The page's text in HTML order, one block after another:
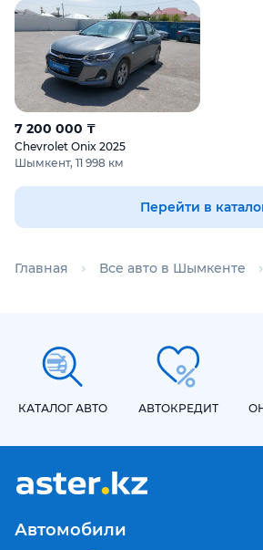
7 200 000 ₸
Chevrolet Onix 2025
Шымкент, 11 998 км
Перейти в
Главная Все авто в Шымкенте
КАТАЛОГ АВТО АВТОКРЕДИТ
Автомобили